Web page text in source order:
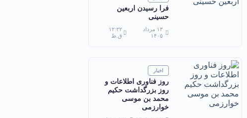
فرا رسیدن اربعین
حسینی
۱۳ مرداد
۱۴۰۵
۱۲:۳۲
ق.ظ
اخبار
روز فناوری اطلاعات و
روز بزرگداشت حکیم
محمد بن موسی
خوارزمی